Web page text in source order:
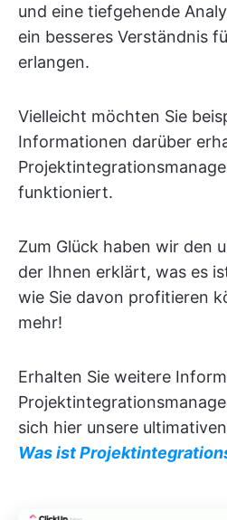
und eine tiefgehende
ein besseres Verständnis
erlangen.
Vielleicht möchten Sie
Informationen darüber
funktioniert.
Zum Glück haben wir den
der Ihnen erklärt, was es
wie Sie davon profitieren
mehr!
Erhalten Sie weitere
sich hier unsere
Was ist